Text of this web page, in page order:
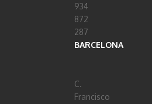
934
872
287
BARCELONA
C.
Francisco